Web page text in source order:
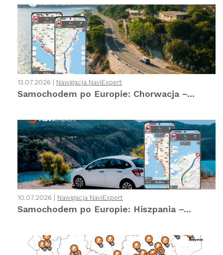
13.07.2026 | Nawigacja NaviExpert
Samochodem po Europie: Chorwacja –...
10.07.2026 | Nawigacja NaviExpert
Samochodem po Europie: Hiszpania –...